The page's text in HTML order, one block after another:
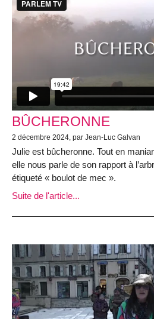
BÛCHERONNE
2 décembre 2024, par Jean-Luc Galvan
Julie est bûcheronne. Tout en
elle nous parle de son rapport à
étiqueté « boulot de mec ».
Suite de l'article...